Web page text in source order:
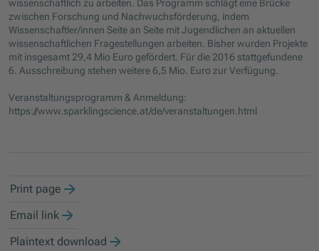
wissenschaftlich zu arbeiten. Das Programm schlägt eine Brücke
zwischen Forschung und Nachwuchsförderung, indem
Wissenschaftler/innen Seite an Seite mit Jugendlichen an aktuellen
wissenschaftlichen Fragestellungen arbeiten. Bisher wurden Projekte
mit insgesamt 29,4 Mio Euro gefördert. Für die 2016 stattgefundene
6. Ausschreibung stehen weitere 6,5 Mio. Euro zur Verfügung.
Veranstaltungsprogramm & Anmeldung:
https://www.sparklingscience.at/de/veranstaltungen.html
Print page
Email link
Plaintext download